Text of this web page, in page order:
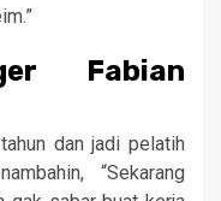
Fabian
dan jadi pelatih
“Sekarang